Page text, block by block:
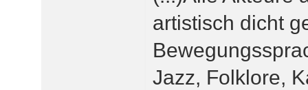
artistisch dicht
Jazz, Folklore,